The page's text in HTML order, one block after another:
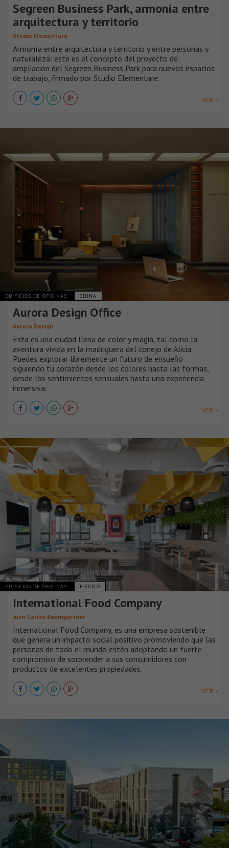
Segreen Business Park, armonía entre
arquitectura y territorio
Studio Elementare
Armonía entre arquitectura y territorio y entre personas y
naturaleza: este es el concepto del proyecto de
ampliación del Segreen Business Park para nuevos espacios
de trabajo, firmado por Studio Elementare.
VER +
EDIFICIOS DE OFICINAS CHINA
Aurora Design Office
Aurora Design
Esta es una ciudad llena de color y magia, tal como la
aventura vivida en la madriguera del conejo de Alicia.
Puedes explorar libremente un futuro de ensueño
siguiendo tu corazón desde los colores hasta las formas,
desde los sentimientos sensuales hasta una experiencia
inmersiva.
VER +
EDIFICIOS DE OFICINAS MÉXICO
International Food Company
Juan Carlos Baumgartner
International Food Company, es una empresa sostenible
que genera un impacto social positivo promoviendo que las
personas de todo el mundo estén adoptando un fuerte
compromiso de sorprender a sus consumidores con
productos de excelentes propiedades.
VER +